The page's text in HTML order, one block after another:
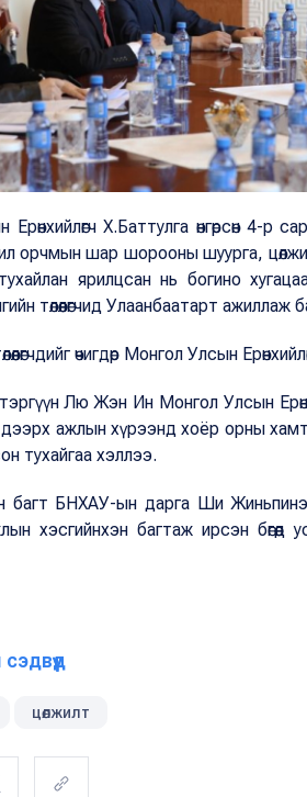
Х.Баттулга өнгөрсөн 4-
орчмын шар шорооны шуурга,
ярилцсан нь богино
төлөөлөгчид Улаанбаатарт ажиллаж
өчигдөр Монгол Улсын
Лю Жэн Ин Монгол Улсын
ажлын хүрээнд хоёр орны
тухайгаа хэллээ.
багт БНХАУ-ын дарга Ши
хэсгийнхэн багтаж ирсэн бөгөөд
цөлжилт